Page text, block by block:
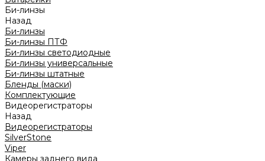
Би-линзы
Назад
Би-линзы
Би-линзы ПТФ
Би-линзы светодиодные
Би-линзы универсальные
Би-линзы штатные
Бленды (маски)
Комплектующие
Видеорегистраторы
Назад
Видеорегистраторы
SilverStone
Viper
Камеры заднего вида